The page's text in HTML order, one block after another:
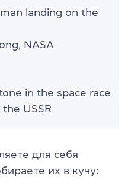
landing on the
NASA
in the space race
USSR
для себя
их в кучу: